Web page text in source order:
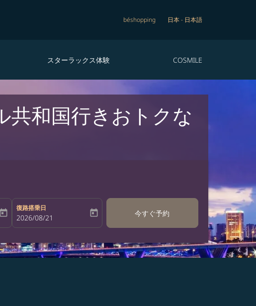
béshopping 日本- 日本語
スターラックス体験 COSMILE
共和国行きおトクな
aria-label
today
復路搭乗日
fc-booking-return-date-aria-label
2026/08/21 today 今すぐ予約